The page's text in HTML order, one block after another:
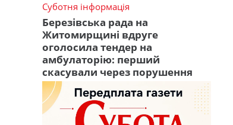
Суботня інформація
Березівська рада на
Житомирщині вдруге
оголосила тендер на
амбулаторію: перший
скасували через порушення